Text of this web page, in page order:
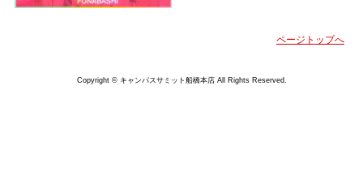
ページトップへ
Copyright © キャンパスサミット船橋本店 All Rights Reserved.